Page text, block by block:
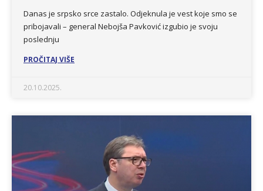
Danas je srpsko srce zastalo. Odjeknula je vest koje smo se
pribojavali – general Nebojša Pavković izgubio je svoju
poslednju
PROČITAJ VIŠE
20.10.2025.